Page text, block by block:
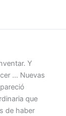
Y
… Nuevas
que
de haber